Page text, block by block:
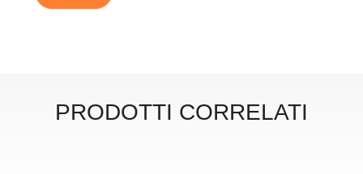
PRODOTTI CORRELATI